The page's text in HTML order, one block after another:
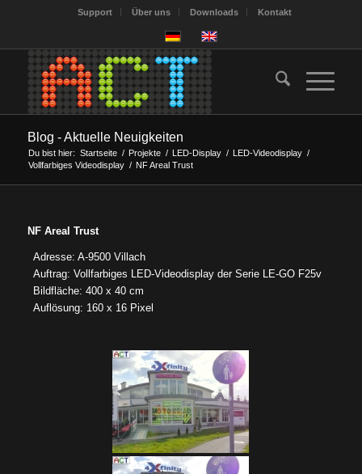
Support Über uns Downloads Kontakt
Blog - Aktuelle Neuigkeiten
Du bist hier: Startseite / Projekte / LED-Display / LED-Videodisplay /
Vollfarbiges Videodisplay / NF Areal Trust
NF Areal Trust
Adresse: A-9500 Villach
Auftrag: Vollfarbiges LED-Videodisplay der Serie LE-GO F25v
Bildfläche: 400 x 40 cm
Auflösung: 160 x 16 Pixel